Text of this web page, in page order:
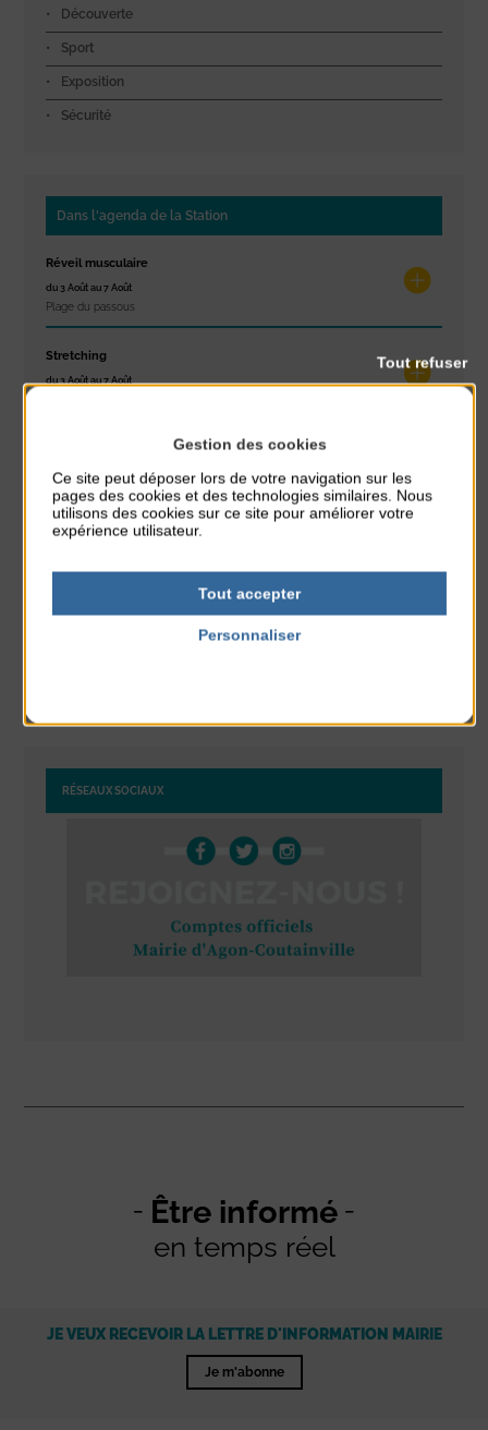
Découverte
Sport
Exposition
Sécurité
Dans l'agenda de la Station
Réveil musculaire
du 3 Août au 7 Août
Plage du passous
Stretching
du 3 Août au 7 Août
Concours de châteaux de sable
du 7 Août au 7 Août
Plage du passous
Glisse & Environnement
RÉSEAUX SOCIAUX
Être informé
en temps réel
JE VEUX RECEVOIR LA LETTRE D'INFORMATION MAIRIE
Je m'abonne
Gestion des cookies
Ce site peut déposer lors de votre navigation sur les
pages des cookies et des technologies similaires. Nous
utilisons des cookies sur ce site pour améliorer votre
expérience utilisateur.
Tout accepter
Tout refuser
Personnaliser